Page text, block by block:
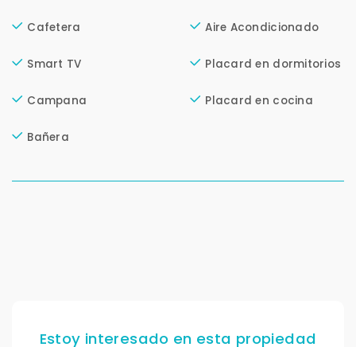
Cafetera Aire Acondicionado
Smart TV Placard en dormitorios
Campana Placard en cocina
Bañera
Estoy interesado en esta propiedad
Tu WhatsApp *
+598
más rápido.